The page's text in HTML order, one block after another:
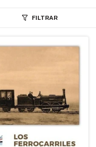
FILTRAR